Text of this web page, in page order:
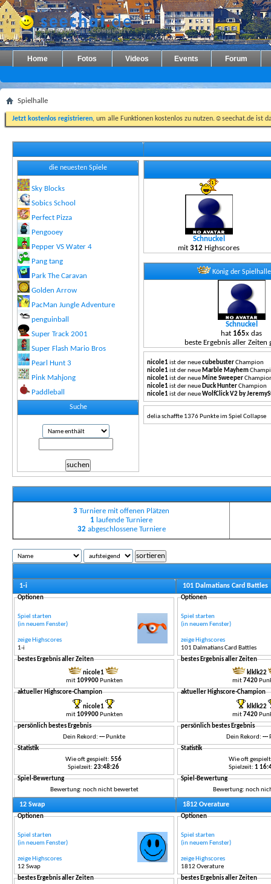
Home Fotos Videos Events Forum
Spielhalle
Jetzt kostenlos registrieren, um alle Funktionen kostenlos zu nutzen.☺seechat.de ist
die neuesten Spiele
Sky Blocks
Sobics School
Perfect Pizza
Pengooey
Pepper VS Water 4
Pang tang
Park The Caravan
Golden Arrow
PacMan Jungle Adventure
penguinball
Super Track 2001
Super Flash Mario Bros
Pearl Hunt 3
Pink Mahjong
Paddleball
Suche
Schnuckel
mit 312 Highscores
König der
Schnuckel
hat 165x das
beste Ergebnis aller Zeiten
nicole1ist der neuecubebusterChampion
nicole1ist der neue Marble Mayhem
nicole1ist der neue Mine Sweeper
nicole1ist der neue Duck HunterChampion
nicole1ist der neueWolfClick V2 by
deliaschaffte 1376 Punkte im Spiel Collapse
3 Turniere mit offenen Plätzen
1 laufende Turniere
32abgeschlossene Turniere
1-i
Optionen
Spiel starten
(in neuem Fenster)
zeige Highscores
1-i
bestes Ergebnis aller Zeiten
nicole1
mit 109900Punkten
aktueller Highscore-Champion
nicole1
mit 109900Punkten
persönlich bestes Ergebnis
Dein Rekord: --- Punkte
Statistik
Wie oft gespielt: 556
Spielzeit: 23:48:26
Spiel-Bewertung
Bewertung: noch nicht bewertet
101 Dalmatians Card Battles
Optionen
Spiel starten
(in neuem Fenster)
zeige Highscores
101 Dalmatians Card Battles
bestes Ergebnis aller Zeiten
klklk22
mit 7420
aktueller Highscore-Champion
klklk22
mit 7420
persönlich bestes Ergebnis
Dein Rekord: ---
Statistik
Wie oft
Spielzeit:
1
Spiel-Bewertung
Bewertung: noch
12 Swap
Optionen
Spiel starten
(in neuem Fenster)
zeige Highscores
12 Swap
bestes Ergebnis aller Zeiten
1812 Overature
Optionen
Spiel starten
(in neuem Fenster)
zeige Highscores
1812 Overature
bestes Ergebnis aller Zeiten